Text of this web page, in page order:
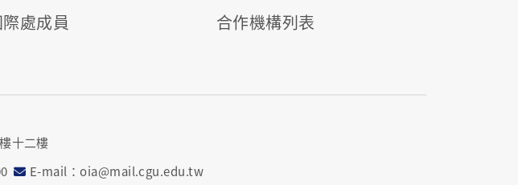
處成員
合作機構列表
十二樓
E-mail：oia@mail.cgu.edu.tw